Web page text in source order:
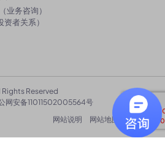
（业务咨询）
资者关系）
Reserved
网安备11011502005564号
网站说明
网站地图 隐私政策